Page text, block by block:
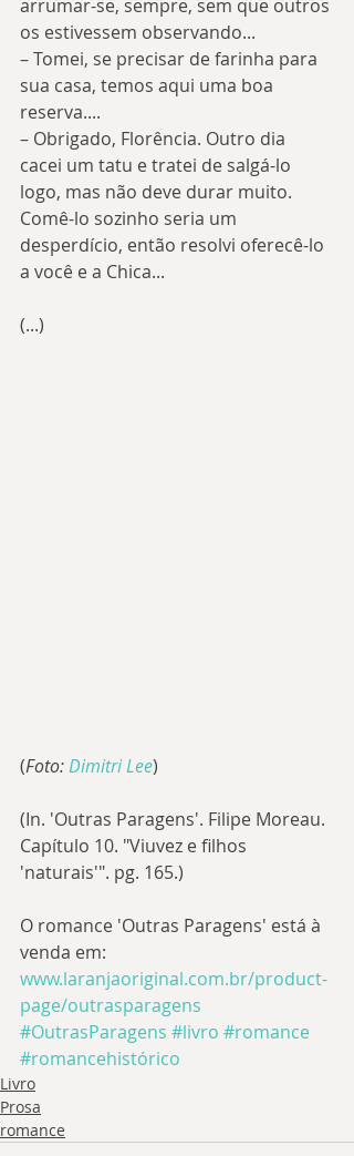
arrumar-se, sempre, sem que outros
os estivessem observando...
– Tomei, se precisar de farinha para
sua casa, temos aqui uma boa
reserva....
– Obrigado, Florência. Outro dia
cacei um tatu e tratei de salgá-lo
logo, mas não deve durar muito.
Comê-lo sozinho seria um
desperdício, então resolvi oferecê-lo
a você e a Chica...
(...)
(Foto: Dimitri Lee)
(In. 'Outras Paragens'. Filipe Moreau.
Capítulo 10. "Viuvez e filhos
'naturais'". pg. 165.)
O romance 'Outras Paragens' está à
venda em:
www.laranjaoriginal.com.br/product-
page/outrasparagens
#OutrasParagens #livro #romance
#romancehistórico
Livro
Prosa
romance